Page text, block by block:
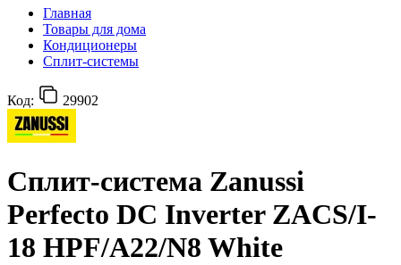
Главная
Товары для дома
Кондиционеры
Сплит-системы
Код: 29902
Сплит-система Zanussi
Perfecto DC Inverter ZACS/I-
18 HPF/A22/N8 White